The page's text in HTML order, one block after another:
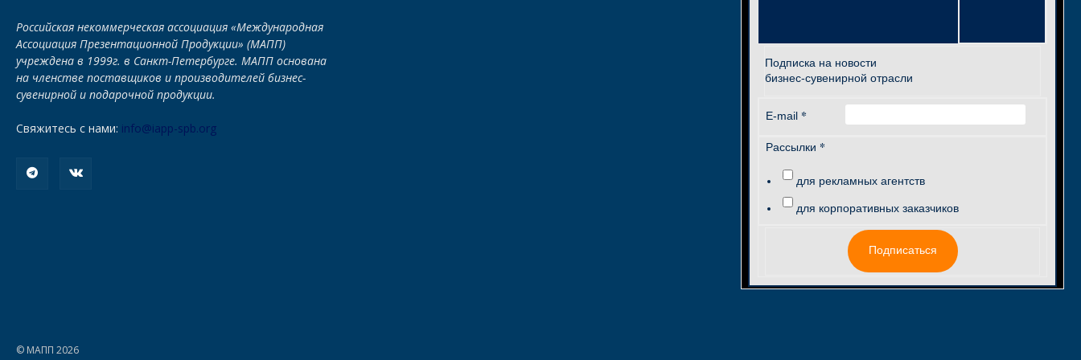
Российская некоммерческая ассоциация «Международная
Ассоциация Презентационной Продукции» (МАПП)
учреждена в 1999г. в Санкт-Петербурге. МАПП основана
на членстве поставщиков и производителей бизнес-
сувенирной и подарочной продукции.
Свяжитесь с нами: info@iapp-spb.org
Подписка на новости
бизнес-сувенирной отрасли
E-mail *
Рассылки *
для рекламных агентств
для корпоративных заказчиков
Подписаться
© МАПП 2026